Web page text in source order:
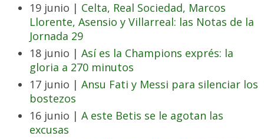
19 junio | Celta, Real Sociedad, Marcos
Llorente, Asensio y Villarreal: las Notas de la
Jornada 29
18 junio | Así es la Champions exprés: la
gloria a 270 minutos
17 junio | Ansu Fati y Messi para silenciar los
bostezos
16 junio | A este Betis se le agotan las
excusas